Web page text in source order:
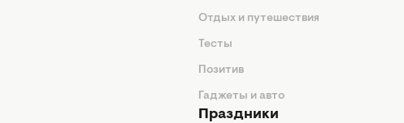
Отдых и путешествия
Тесты
Позитив
Гаджеты и авто
Праздники